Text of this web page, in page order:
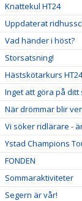
Knattekul HT24
Uppdaterat
Vad händer i höst?
Storsatsning!
Hästskötarkurs HT24
Inget att göra på ditt
När drömmar blir
Vi söker ridlärare -
Ystad Champions
FONDEN
Sommaraktiviteter
Segern är vår!